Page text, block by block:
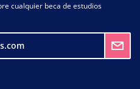
cualquier beca de estudios